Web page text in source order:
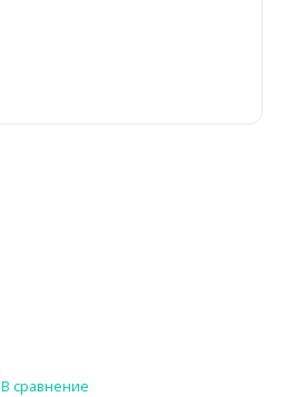
В сравнение